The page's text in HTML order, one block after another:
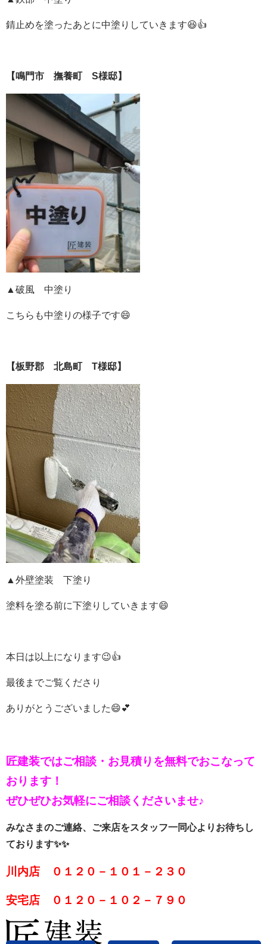
錆止めを塗ったあとに中塗りしていきます😆👍
【鳴門市 撫養町 S様邸】
▲破風 中塗り
こちらも中塗りの様子です😄
【板野郡 北島町 T様邸】
▲外壁塗装 下塗り
塗料を塗る前に下塗りしていきます😄
本日は以上になります😉👍
最後までご覧くださり
ありがとうございました😄💕
匠建装ではご相談・お見積りを無料でおこなって
おります！
ぜひぜひお気軽にご相談くださいませ♪
みなさまのご連絡、ご来店をスタッフ一同心よりお待ちし
ております✨✨
川内店 ０１２０－１０１－２３０
安宅店 ０１２０－１０２－７９０